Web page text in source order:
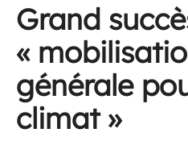
Grand
«
générale
climat »